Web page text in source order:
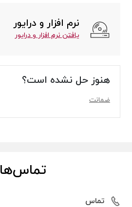
نرم افزار و درایور
یافتن نرم افزار و درایور
هنوز حل نشده است؟
ضمانت
تماس‌ها
تماس